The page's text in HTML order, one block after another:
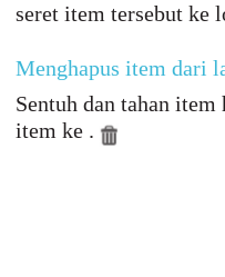
seret item tersebut ke
Menghapus item dari
Sentuh dan tahan
item ke .